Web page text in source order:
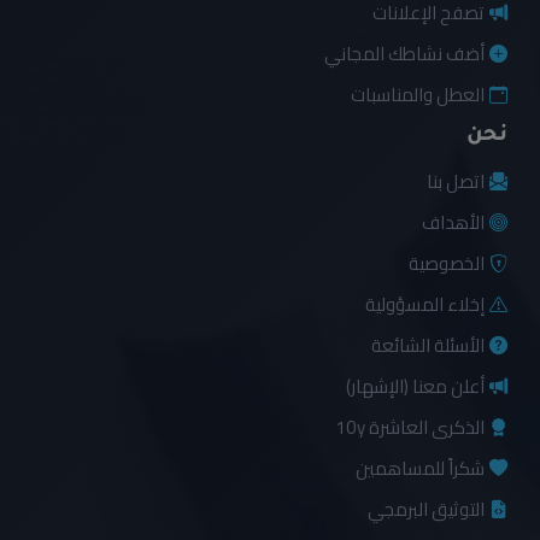
تصفح الإعلانات
أضف نشاطك المجاني
العطل والمناسبات
نحن
اتصل بنا
الأهداف
الخصوصية
إخلاء المسؤولية
الأسئلة الشائعة
أعلن معنا (الإشهار)
الذكرى العاشرة 10y
شكراً للمساهمين
التوثيق البرمجي